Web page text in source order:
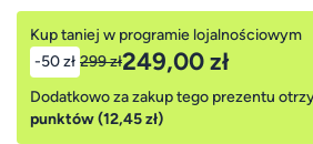
Kup taniej w programie lojalnościowym
-50 zł 299 zł249,00 zł
Dodatkowo za zakup tego prezentu
punktów (12,45 zł)